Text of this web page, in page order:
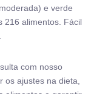
e verde
216 alimentos. Fácil
com nosso
os ajustes na dieta,